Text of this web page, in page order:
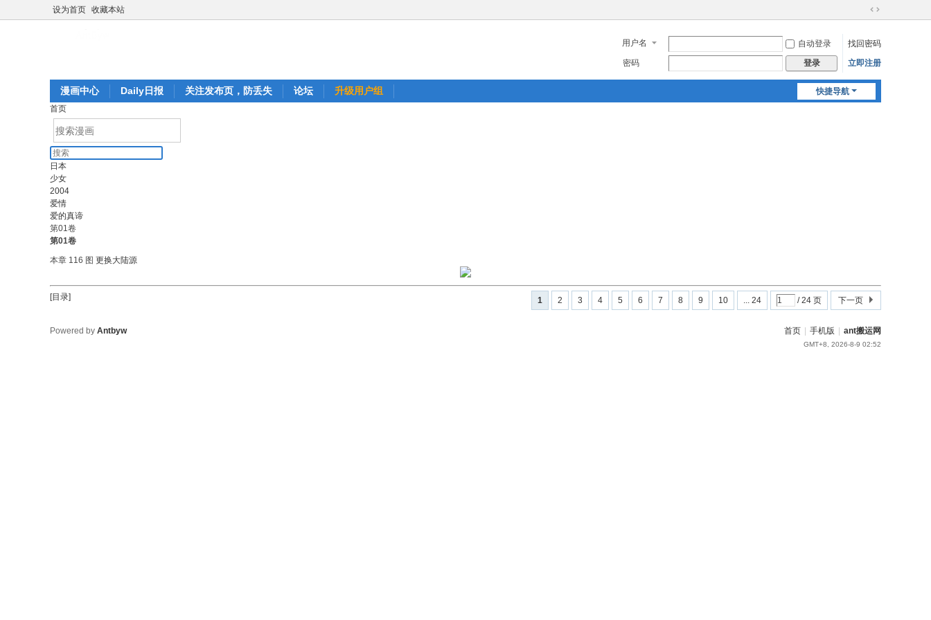
设为首页 收藏本站
切
到
宽
用户名 自动登录
找回密码
密码
登录 立即注册
快捷导航
漫画中心 Daily日报 关注发布页，防丢失 论坛 升级用户组
首页
日本
少女
2004
爱情
爱的真谛
第01卷
第01卷
本章 116 图 更换大陆源
1 2 3 4 5 6 7 8 9 10 ... 24 / 24 页 下一页
[目录]
首页 手机版 ant搬运网
GMT+8, 2026-8-9 02:52
Powered by Antbyw